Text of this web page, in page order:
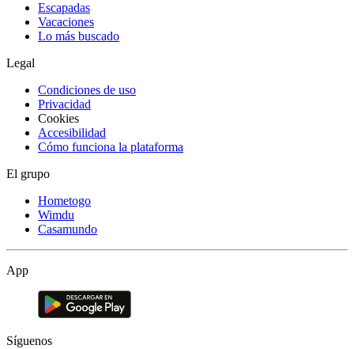
Escapadas
Vacaciones
Lo más buscado
Legal
Condiciones de uso
Privacidad
Cookies
Accesibilidad
Cómo funciona la plataforma
El grupo
Hometogo
Wimdu
Casamundo
App
Síguenos